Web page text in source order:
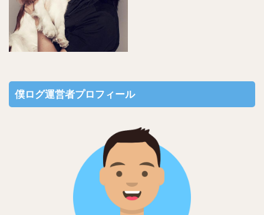
僕ログ運営者プロフィール